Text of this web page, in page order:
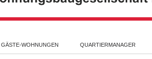
GÄSTE-WOHNUNGEN QUARTIERMANAGER